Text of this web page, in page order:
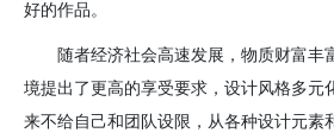
好的作品。
随者经济社会高速发展，物质财富丰
境提出了更高的享受要求，设计风格多元
来不给自己和团队设限，从各种设计元素